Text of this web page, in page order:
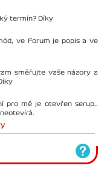
termín? Díky
ve Forum je popis a ve
směřujte vaše názory a
pro mě je otevřen serup..